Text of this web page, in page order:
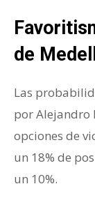
de
Las
por Alejandro
opciones de
un 18% de
un 10%.